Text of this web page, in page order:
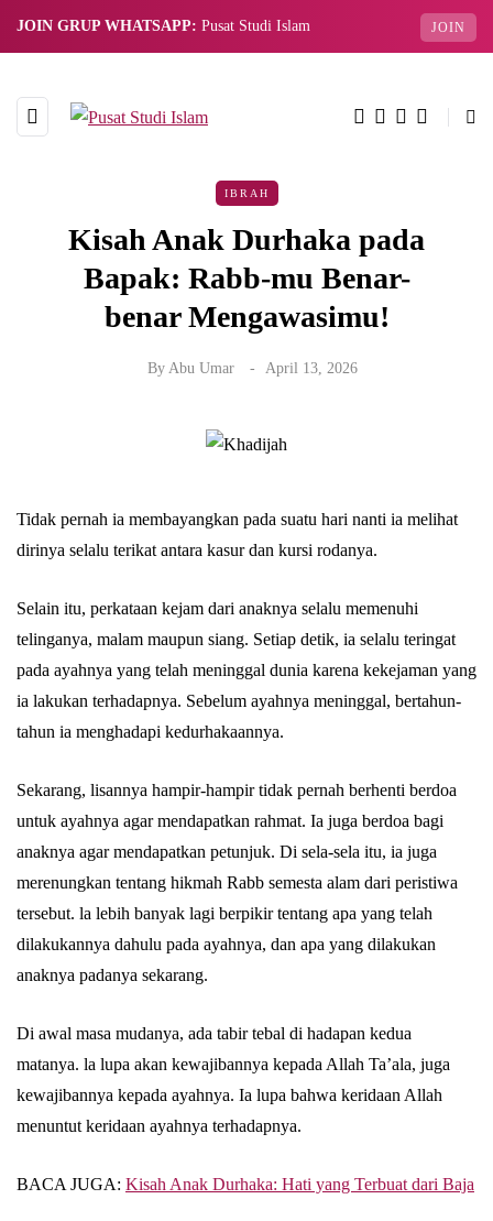
JOIN GRUP WHATSAPP: Pusat Studi Islam JOIN
IBRAH
Kisah Anak Durhaka pada
Bapak: Rabb-mu Benar-
benar Mengawasimu!
By Abu Umar April 13, 2026
Tidak pernah ia membayangkan pada suatu hari nanti ia melihat
dirinya selalu terikat antara kasur dan kursi rodanya.
Selain itu, perkataan kejam dari anaknya selalu memenuhi
telinganya, malam maupun siang. Setiap detik, ia selalu teringat
pada ayahnya yang telah meninggal dunia karena kekejaman yang
ia lakukan terhadapnya. Sebelum ayahnya meninggal, bertahun-
tahun ia menghadapi kedurhakaannya.
Sekarang, lisannya hampir-hampir tidak pernah berhenti berdoa
untuk ayahnya agar mendapatkan rahmat. Ia juga berdoa bagi
anaknya agar mendapatkan petunjuk. Di sela-sela itu, ia juga
merenungkan tentang hikmah Rabb semesta alam dari peristiwa
tersebut. la lebih banyak lagi berpikir tentang apa yang telah
dilakukannya dahulu pada ayahnya, dan apa yang dilakukan
anaknya padanya sekarang.
Di awal masa mudanya, ada tabir tebal di hadapan kedua
matanya. la lupa akan kewajibannya kepada Allah Ta’ala, juga
kewajibannya kepada ayahnya. Ia lupa bahwa keridaan Allah
menuntut keridaan ayahnya terhadapnya.
BACA JUGA: Kisah Anak Durhaka: Hati yang Terbuat dari Baja